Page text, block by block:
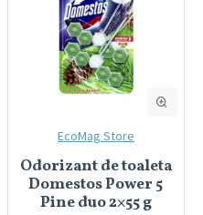
EcoMag Store
Odorizant de toaleta
Domestos Power 5
Pine duo 2×55 g